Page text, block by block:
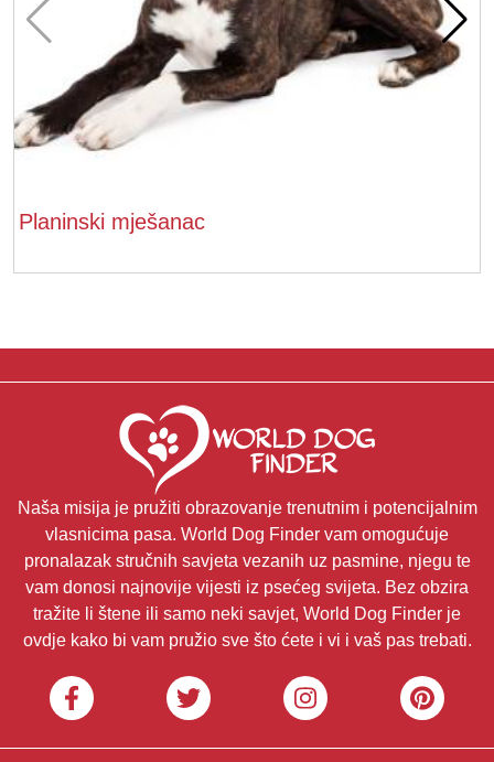
Planinski mješanac
Naša misija je pružiti obrazovanje trenutnim i potencijalnim
vlasnicima pasa. World Dog Finder vam omogućuje
pronalazak stručnih savjeta vezanih uz pasmine, njegu te
vam donosi najnovije vijesti iz psećeg svijeta. Bez obzira
tražite li štene ili samo neki savjet, World Dog Finder je
ovdje kako bi vam pružio sve što ćete i vi i vaš pas trebati.